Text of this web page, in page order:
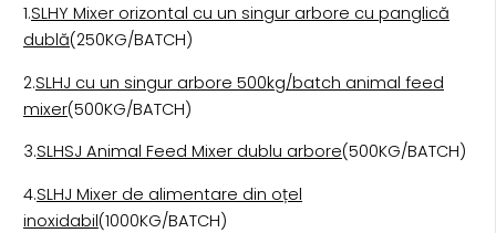
1.SLHY Mixer orizontal cu un singur arbore cu panglică
dublă(250KG/BATCH)
2.SLHJ cu un singur arbore 500kg/batch animal feed
mixer(500KG/BATCH)
3.SLHSJ Animal Feed Mixer dublu arbore(500KG/BATCH)
4.SLHJ Mixer de alimentare din oțel
inoxidabil(1000KG/BATCH)